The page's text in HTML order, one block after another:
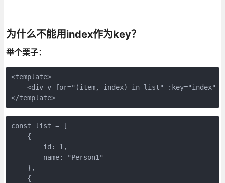
为什么不能用index作为key？
举个栗子：
<template>
<div v-for="(item, index) in list" :key="index"
</template>
const list = [
    {
        id: 1,
        name: "Person1"
    },
    {